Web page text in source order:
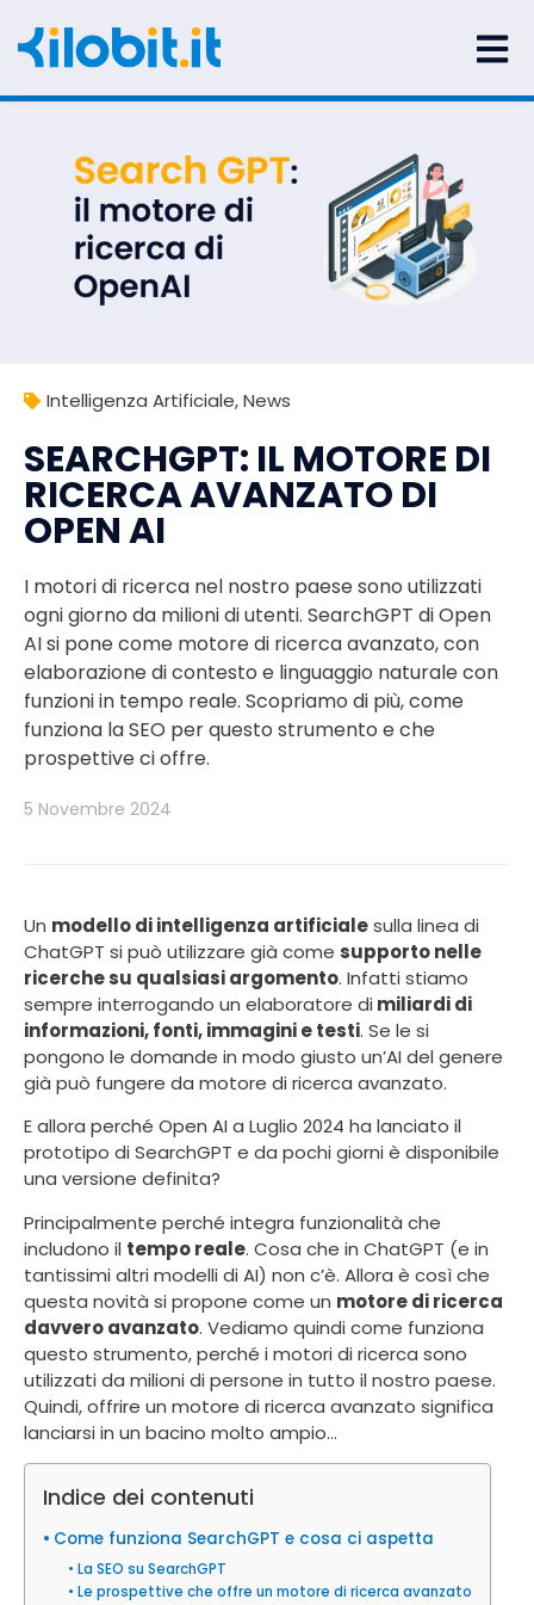
Intelligenza Artificiale,News
SEARCHGPT: IL MOTORE DI
RICERCA AVANZATO DI
OPEN AI
I motori di ricerca nel nostro paese sono utilizzati
ogni giorno da milioni di utenti. SearchGPT di Open
AI si pone come motore di ricerca avanzato, con
elaborazione di contesto e linguaggio naturale con
funzioni in tempo reale. Scopriamo di più, come
funziona la SEO per questo strumento e che
prospettive ci offre.
5 Novembre 2024
Un modello di intelligenza artificialesulla linea di
ChatGPT si può utilizzare già come supporto nelle
ricerche su qualsiasi argomento. Infatti stiamo
sempre interrogando un elaboratore di miliardi di
informazioni, fonti, immagini e testi. Se le si
pongono le domande in modo giusto un’AI del genere
già può fungere da motore di ricerca avanzato.
E allora perché Open AI a Luglio 2024 ha lanciato il
prototipo di SearchGPT e da pochi giorni è disponibile
una versione definita?
Principalmente perché integra funzionalità che
includono il tempo reale. Cosa che in ChatGPT (e in
tantissimi altri modelli di AI) non c’è. Allora è così che
questa novità si propone come un motore di ricerca
davvero avanzato. Vediamo quindi come funziona
questo strumento, perché i motori di ricerca sono
utilizzati da milioni di persone in tutto il nostro paese.
Quindi, offrire un motore di ricerca avanzato significa
lanciarsi in un bacino molto ampio…
Indice dei contenuti
Come funziona SearchGPT e cosa ci aspetta
La SEO su SearchGPT
Le prospettive che offre un motore di ricerca avanzato